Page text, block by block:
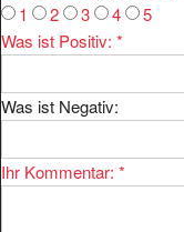
1
2 3 4
5
Was ist Positiv: *
Was ist Negativ:
Ihr Kommentar: *